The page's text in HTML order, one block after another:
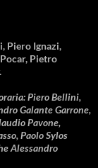
Piero Ignazi,
Pietro
Piero Bellini,
Galante Garrone,
Pavone,
Paolo Sylos
Alessandro